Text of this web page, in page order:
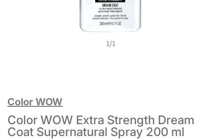
1/1
Color WOW
Color WOW Extra Strength Dream
Coat Supernatural Spray 200 ml